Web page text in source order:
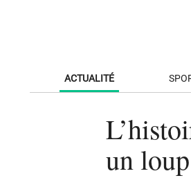
ACTUALITÉ
un loup